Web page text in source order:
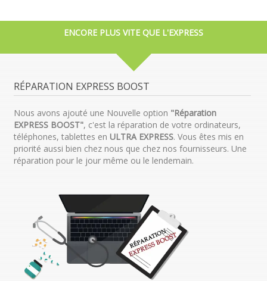
ENCORE PLUS VITE QUE L'EXPRESS
RÉPARATION EXPRESS BOOST
Nous avons ajouté une Nouvelle option "Réparation
EXPRESS BOOST", c'est la réparation de votre ordinateurs,
téléphones, tablettes en ULTRA EXPRESS. Vous êtes mis en
priorité aussi bien chez nous que chez nos fournisseurs. Une
réparation pour le jour même ou le lendemain.